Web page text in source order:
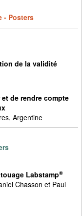
- Posters
de la validité
de rendre compte
Argentine
Labstamp®
Chasson et Paul